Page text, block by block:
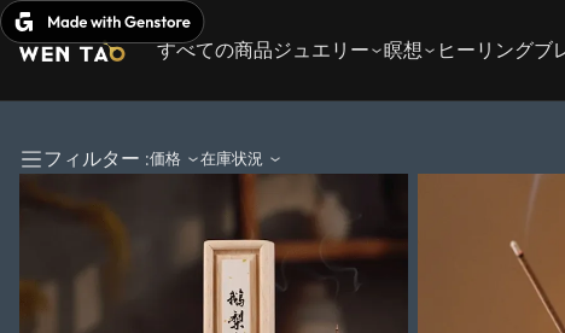
コ
ン
ン
すべての商品ジュエリー 瞑想 ヒーリングブ
フィルター :価格 在庫状況